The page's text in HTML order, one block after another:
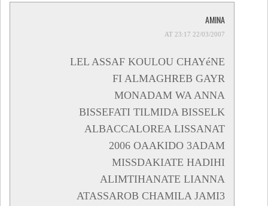
AMINA
22/03/2007 AT 23:17
LEL ASSAF KOULOU CHAYéNE
FI ALMAGHREB GAYR
MONADAM WA ANNA
BISSEFATI TILMIDA BISSELK
ALBACCALOREA LISSANAT
2006 OAAKIDO 3ADAM
MISSDAKIATE HADIHI
ALIMTIHANATE LIANNA
ATASSAROB CHAMILA JAMI3